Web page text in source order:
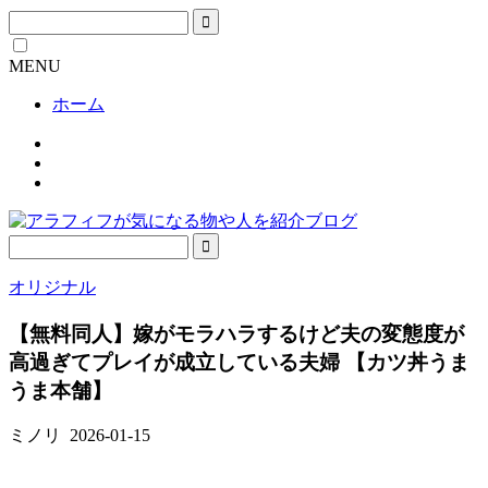
MENU
ホーム
オリジナル
【無料同人】嫁がモラハラするけど夫の変態度が
高過ぎてプレイが成立している夫婦 【カツ丼うま
うま本舗】
ミノリ 2026-01-15